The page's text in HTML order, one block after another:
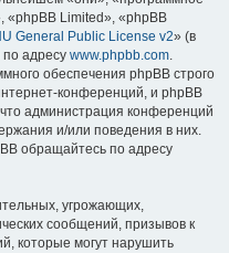
«phpBB Limited», «phpBB
General Public License v2» (в
адресу www.phpbb.com.
обеспечения phpBB строго
конференций, и phpBB
администрация конференций
и/или поведения в них.
обращайтесь по адресу
угрожающих,
сообщений, призывов к
которые могут нарушить